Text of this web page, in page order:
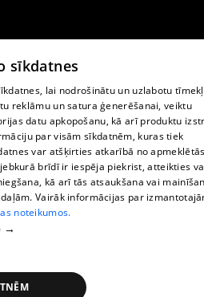
pasts -
sīkdatnes
lai nodrošinātu un uzlabotu
reklāmu un satura ģenerēšanai, veiktu
datu apkopošanu, kā arī produktu
par visām sīkdatnēm, kuras tiek
var atšķirties atkarībā no
brīdī ir iespēja piekrist, atteikties
kā arī tās atsaukšana vai
Vairāk informācijas par
noteikumos.
→